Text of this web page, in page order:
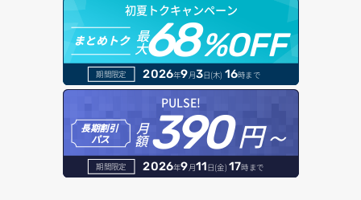
ボリュームアタッチ
ボリュームデタッチ
ヘルスモニタ一覧取得
ヘルスモニタ作成
ヘルスモニタ削除
ヘルスモニタ更新
ヘルスモニタ詳細取得
オブジェクトダウンロード
オブジェクトバージョン管理
オブジェクト一覧取得
オブジェクト削除
オブジェクト削除予約
ドメイン情報登録
ドメイン詳細取得
レコード一覧取得
レコード作成
初夏トクキャンペーン
まとめトク 最
大68%OFF
期間限定 2026年9月3日(木) 16時まで
PULSE!
長期割引
パス
月
額390円～
期間限定 2026年9月11日(金) 17時まで